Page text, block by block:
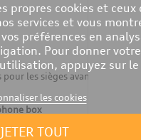
les sièges avant
box
extérieur
propres cookies et ceux
services et vous
préférences en
Pour donner votre
appuyez sur le
les cookies
TOUT